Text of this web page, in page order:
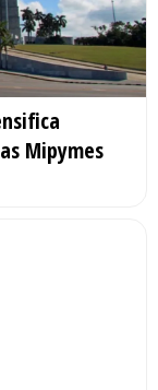
Mipymes